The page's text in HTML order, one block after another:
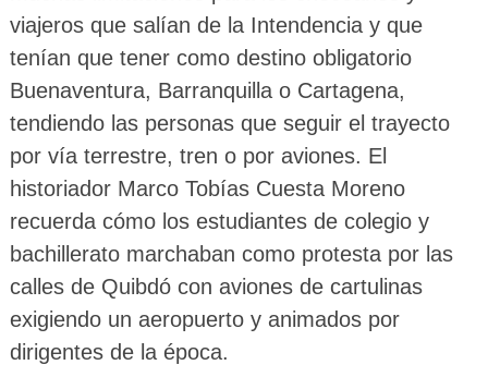
viajeros que salían de la Intendencia y que
tenían que tener como destino obligatorio
Buenaventura, Barranquilla o Cartagena,
tendiendo las personas que seguir el trayecto
por vía terrestre, tren o por aviones. El
historiador Marco Tobías Cuesta Moreno
recuerda cómo los estudiantes de colegio y
bachillerato marchaban como protesta por las
calles de Quibdó con aviones de cartulinas
exigiendo un aeropuerto y animados por
dirigentes de la época.